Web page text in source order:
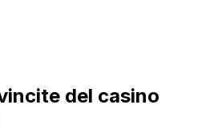
del casino